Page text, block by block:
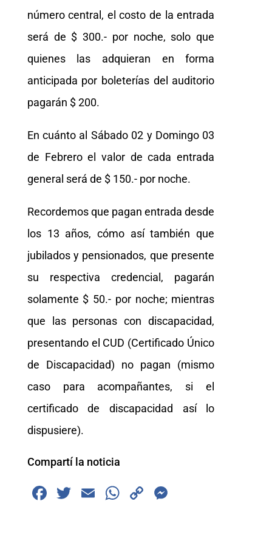
número central, el costo de la entrada
será de $ 300.- por noche, solo que
quienes las adquieran en forma
anticipada por boleterías del auditorio
pagarán $ 200.
En cuánto al Sábado 02 y Domingo 03
de Febrero el valor de cada entrada
general será de $ 150.- por noche.
Recordemos que pagan entrada desde
los 13 años, cómo así también que
jubilados y pensionados, que presente
su respectiva credencial, pagarán
solamente $ 50.- por noche; mientras
que las personas con discapacidad,
presentando el CUD (Certificado Único
de Discapacidad) no pagan (mismo
caso para acompañantes, si el
certificado de discapacidad así lo
dispusiere).
Compartí la noticia
F
T
E
W
C